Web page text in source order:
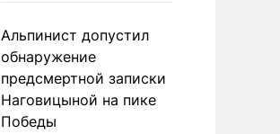
Альпинист допустил
обнаружение
предсмертной записки
Наговицыной на пике
Победы